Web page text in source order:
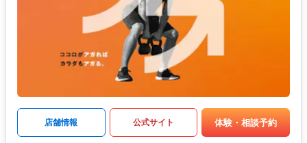
店舗情報 公式サイト 体験・相談予約